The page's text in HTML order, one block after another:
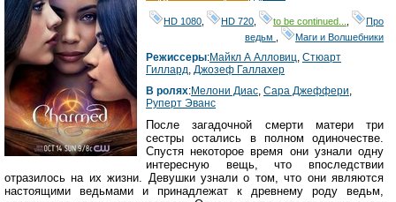
HD 1080 HD 720 to be continued...
Про
ведьм
Маги и Волшебники
Режиссеры:Майкл А Алловиц Стюарт
Гиллард Джозеф Галлахер
В ролях:Мелони Диас Сара Джеффери
Руперт Эванс
После загадочной смерти матери три
сестры остались в полном одиночестве.
Спустя некоторое время они узнали одну
интересную вещь, что впоследствии
отразилось на их жизни. Девушки узнали о том, что они являются
настоящими ведьмами и принадлежат к древнему роду ведьм,